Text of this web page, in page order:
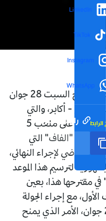
LinkedIn
TikTok
Instagram
WhatsApp
رابط مختصر
اقترح الاتحاد الجزائري لكرة القدم تاريخ السبت 28 جوان
الجزائر - أكابر، والتي
ستجمع شباب بلوزداد واتحاد العاصمة على ملعب 5
على "الفاف" التي
الماضي لإجراء النهائي،
لترسيم هذا الموعد
مقترحها هذا، بعين
الأول، مع إجراء الجولة
الـ30 والأخيرة يوم السبت 21 جوان، الأمر الذي يمنح